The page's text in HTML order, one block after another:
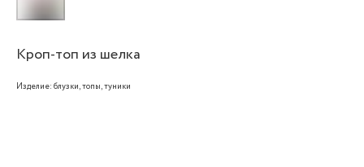
Кроп-топ из шелка
Изделие: блузки, топы, туники